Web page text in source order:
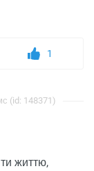
1
(id: 148371)
життю,